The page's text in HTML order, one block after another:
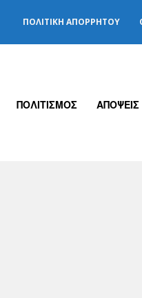
ΠΟΛΙΤΙΚΉ ΑΠΟΡΡΉΤΟΥ
ΠΟΛΙΤΙΣΜΟΣ ΑΠΟΨΕΙΣ